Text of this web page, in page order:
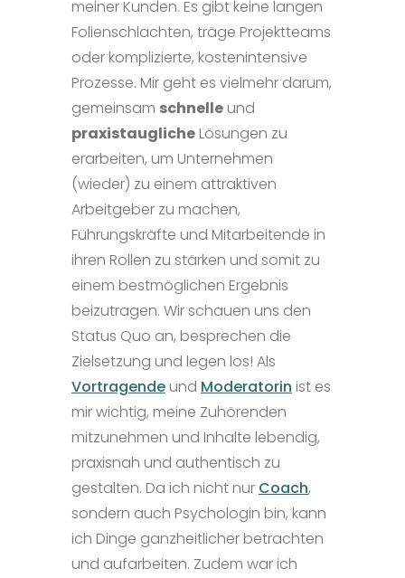
meiner Kunden. Es gibt keine langen
Folienschlachten, träge Projektteams
oder komplizierte, kostenintensive
Prozesse. Mir geht es vielmehr darum,
gemeinsam schnelle und
praxistaugliche Lösungen zu
erarbeiten, um Unternehmen
(wieder) zu einem attraktiven
Arbeitgeber zu machen,
Führungskräfte und Mitarbeitende in
ihren Rollen zu stärken und somit zu
einem bestmöglichen Ergebnis
beizutragen. Wir schauen uns den
Status Quo an, besprechen die
Zielsetzung und legen los! Als
Vortragende und Moderatorin ist es
mir wichtig, meine Zuhörenden
mitzunehmen und Inhalte lebendig,
praxisnah und authentisch zu
gestalten. Da ich nicht nur Coach,
sondern auch Psychologin bin, kann
ich Dinge ganzheitlicher betrachten
und aufarbeiten. Zudem war ich